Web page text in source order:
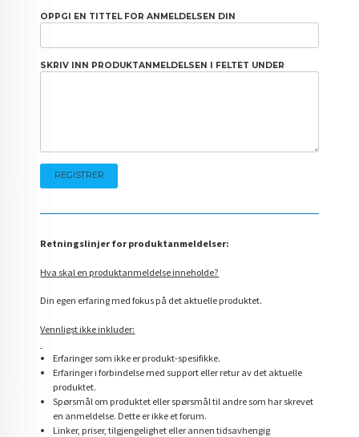
OPPGI EN TITTEL FOR ANMELDELSEN DIN
SKRIV INN PRODUKTANMELDELSEN I FELTET UNDER
Retningslinjer for produktanmeldelser:
Hva skal en produktanmeldelse inneholde?
Din egen erfaring med fokus på det aktuelle produktet.
Vennligst ikke inkluder:
Erfaringer som ikke er produkt-spesifikke.
Erfaringer i forbindelse med support eller retur av det aktuelle
produktet.
Spørsmål om produktet eller spørsmål til andre som har skrevet
en anmeldelse. Dette er ikke et forum.
Linker, priser, tilgjengelighet eller annen tidsavhengig